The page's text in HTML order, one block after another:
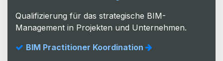
Qualifizierung für das strategische BIM-
Management in Projekten und Unternehmen.
BIM Practitioner Koordination